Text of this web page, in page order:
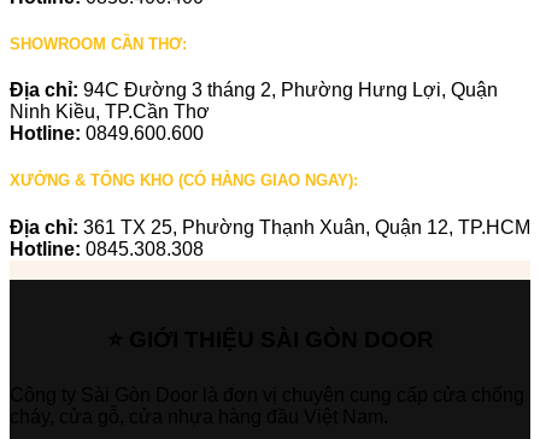
SHOWROOM CẦN THƠ:
Địa chỉ: 94C Đường 3 tháng 2, Phường Hưng Lợi, Quận
Ninh Kiều, TP.Cần Thơ
Hotline: 0849.600.600
XƯỞNG & TỔNG KHO (CÓ HÀNG GIAO NGAY):
Địa chỉ: 361 TX 25, Phường Thạnh Xuân, Quận 12, TP.HCM
Hotline: 0845.308.308